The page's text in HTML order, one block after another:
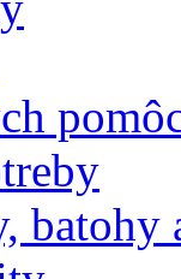
batohy